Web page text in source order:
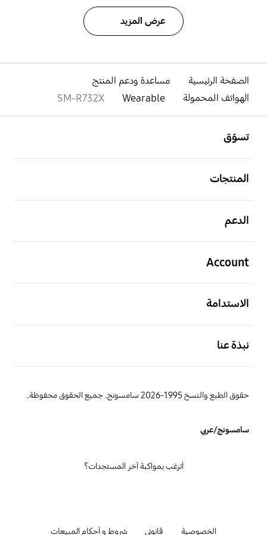
عرض المزيد
الصفحة الرئيسية
مساعدة ودعم المنتج
الهواتف المحمولة
Wearable
SM-R732X
تسوّق
المنتجات
الدعم
Account
الاستدامة
نبذة عنا
حقوق الطبع والنسخ 1995-2026 سامسونج. جميع الحقوق محفوظة.
سامسونج/عربي
الخصوصية قانوني شروط و أحكام المبيعات
أترغب بمواكبة آخر المستجدات؟